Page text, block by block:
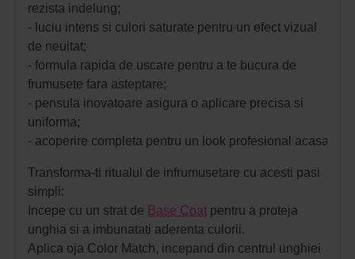
rezista indelung;
- luciu intens si culori saturate pentru un efect vizual
de neuitat;
- formula rapida de uscare pentru a te bucura de
frumusete fara asteptare;
- pensula inovatoare asigura o aplicare precisa si
uniforma;
- acoperire completa pentru un look profesional acasa.
Transforma-ti ritualul de infrumusetare cu acesti pasi
simpli:
Incepe cu un strat de Base Coat pentru a proteja
unghia si a imbunatati aderenta culorii.
Aplica oja Color Match, incepand din centrul unghiei